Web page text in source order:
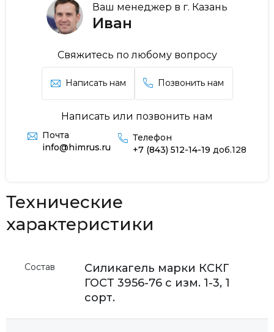
Ваш менеджер в г. Казань
Иван
Свяжитесь по любому вопросу
Написать нам Позвонить нам
Написать или позвонить нам
Почта
info@himrus.ru
Телефон
+7 (843) 512-14-19 доб.128
Технические
характеристики
Состав
Силикагель марки КСКГ
ГОСТ 3956-76 с изм. 1-3, 1
сорт.